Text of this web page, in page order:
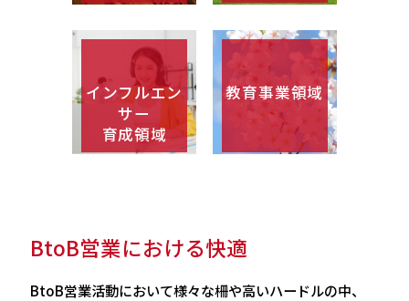
インフルエン
サー
育成領域
教育事業領域
BtoB営業における快適
BtoB営業活動において様々な柵や高いハードルの中、